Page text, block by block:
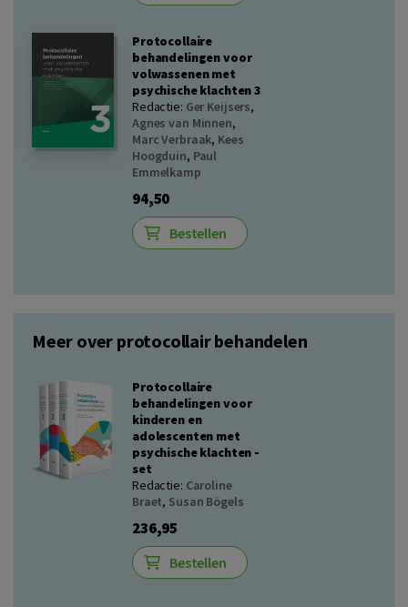
Protocollaire
behandelingen voor
volwassenen met
psychische klachten 3
Redactie: Ger Keijsers,
Agnes van Minnen,
Marc Verbraak, Kees
Hoogduin, Paul
Emmelkamp
94,50
Bestellen
Meer over protocollair behandelen
Protocollaire
behandelingen voor
kinderen en
adolescenten met
psychische klachten -
set
Redactie: Caroline
Braet, Susan Bögels
236,95
Bestellen